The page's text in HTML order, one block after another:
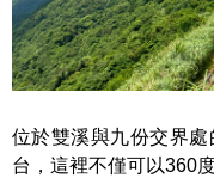
位於雙溪與九份交界
台，這裡不僅可以360